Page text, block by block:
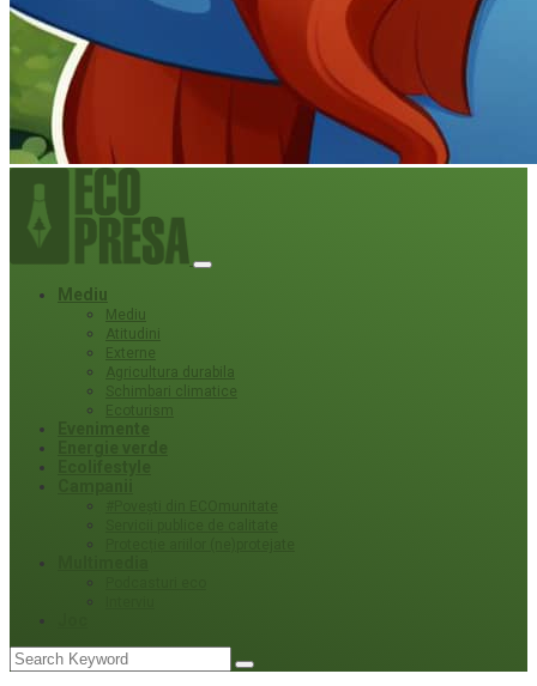
Mediu
Mediu
Atitudini
Externe
Agricultura durabila
Schimbari climatice
Ecoturism